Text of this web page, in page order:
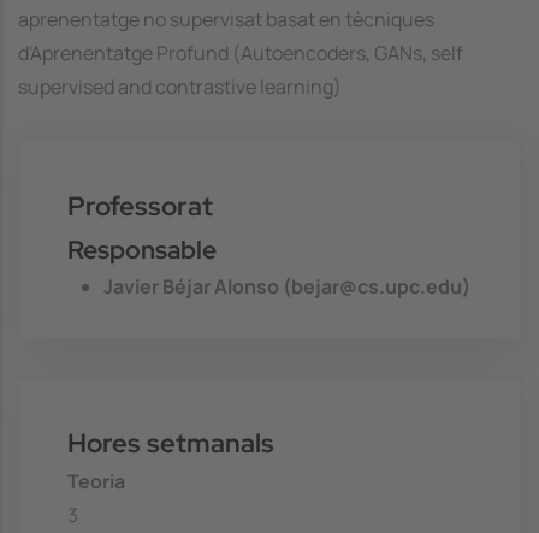
aprenentatge no supervisat basat en tècniques
d'Aprenentatge Profund (Autoencoders, GANs, self
supervised and contrastive learning)
Professorat
Responsable
Javier Béjar Alonso (bejar@cs.upc.edu)
Hores setmanals
Teoria
3